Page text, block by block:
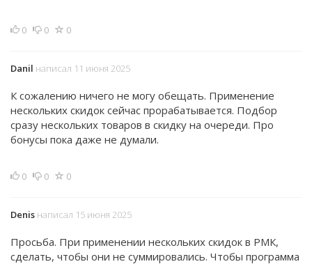
0 0 0
Danil написал 11 июня 2025
К сожалению ничего не могу обещать. Применение
нескольких скидок сейчас прорабатывается. Подбор
сразу нескольких товаров в скидку на очереди. Про
бонусы пока даже не думали.
0 0 0
Denis написал 15 июня 2025
Просьба. При применении нескольких скидок в РМК,
сделать, чтобы они не суммировались. Чтобы программа